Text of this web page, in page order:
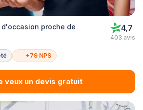
proche de
4,7
403 avis
+79 NPS
veux un devis gratuit